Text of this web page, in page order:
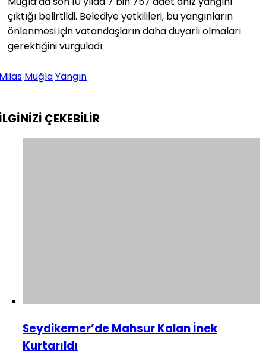
çıktığı belirtildi. Belediye yetkilileri, bu yangınların
önlenmesi için vatandaşların daha duyarlı olmaları
gerektiğini vurguladı.
MuğlaYangın
ÇEKEBİLİR
Seydikemer’de Mahsur Kalan İnek
Kurtarıldı